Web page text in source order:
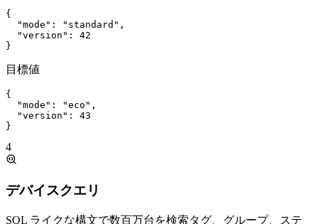
{
"mode" : "standard" ,
"version" :
42
}
目標値
{
"mode" : "eco" ,
"version" :
43
}
4
デバイスクエリ
SQL ライクな構文で数百万台を検索タグ、グループ、ステ